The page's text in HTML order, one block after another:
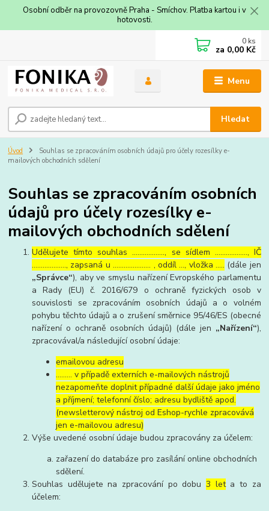
Osobní odběr na provozovně Praha - Smíchov. Platba kartou i v
hotovosti.
Menu
Hledat
0 ks
za 0,00 Kč
Úvod
Souhlas se zpracováním osobních údajů pro účely rozesílky e-
mailových obchodních sdělení
Souhlas se zpracováním osobních
údajů pro účely rozesílky e-
mailových obchodních sdělení
Udělujete tímto souhlas ……………..., se sídlem ………………, IČ
………………., zapsaná u ………………… , oddíl …, vložka ….. (dále jen
„Správce“), aby ve smyslu nařízení Evropského parlamentu
a Rady (EU) č. 2016/679 o ochraně fyzických osob v
souvislosti se zpracováním osobních údajů a o volném
pohybu těchto údajů a o zrušení směrnice 95/46/ES (obecné
nařízení o ochraně osobních údajů) (dále jen „Nařízení“),
zpracovával/a následující osobní údaje:
emailovou adresu
……… v případě externích e-mailových nástrojů
nezapomeňte doplnit případné další údaje jako jméno
a příjmení; telefonní číslo; adresu bydliště apod.
(newsletterový nástroj od Eshop-rychle zpracovává
jen e-mailovou adresu)
Výše uvedené osobní údaje budou zpracovány za účelem:
zařazení do databáze pro zasílání online obchodních
sdělení.
Souhlas udělujete na zpracování po dobu3 leta to za
účelem: